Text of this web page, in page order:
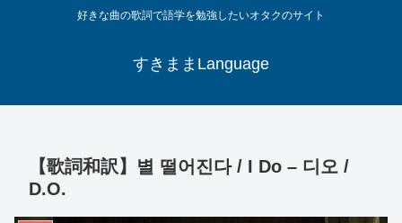
好きな曲の歌詞で語学を勉強したいオタクのサイト
すきままLanguage
【歌詞和訳】별 떨어진다 / I Do – 디오 /
D.O.